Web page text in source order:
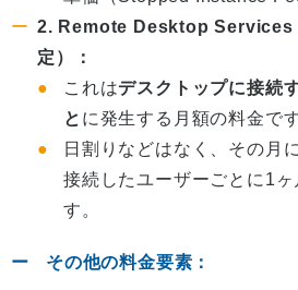
2. Remote Desktop Services
定）：
これはデスクトップに接続
と に発生する月額の料金です
日割りなどはなく、その月
接続したユーザーごとに1
す。
その他の料金要素：